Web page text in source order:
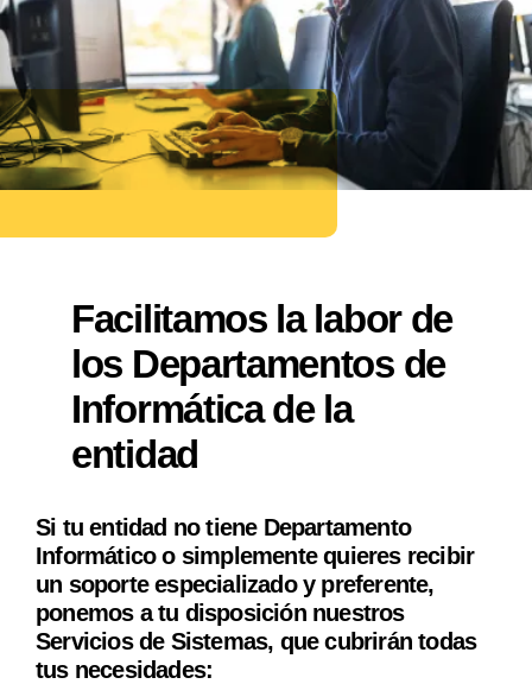
Facilitamos la labor de
los Departamentos de
Informática de la
entidad
Si tu entidad no tiene Departamento
Informático o simplemente quieres recibir
un soporte especializado y preferente,
ponemos a tu disposición nuestros
Servicios de Sistemas, que cubrirán todas
tus necesidades: